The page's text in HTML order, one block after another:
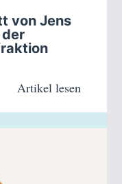
von Jens
Artikel lesen